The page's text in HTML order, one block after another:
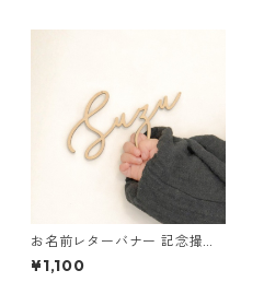
お名前レターバナー 記念撮影
お名前オーダー 木製 ニューボ
ーン
¥1,100